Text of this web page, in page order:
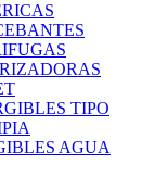
TIPO
AGUA